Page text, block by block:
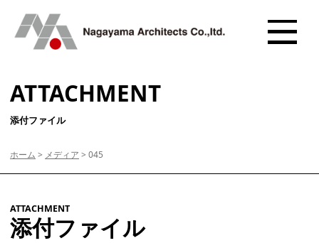
ATTACHMENT
添付ファイル
ホーム > メディア > 045
ATTACHMENT
添付ファイル